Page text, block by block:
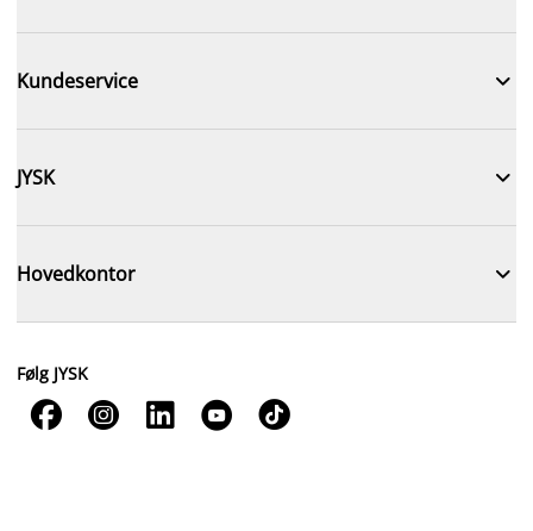
Kundeservice 
JYSK 
Hovedkontor 
Følg JYSK
    